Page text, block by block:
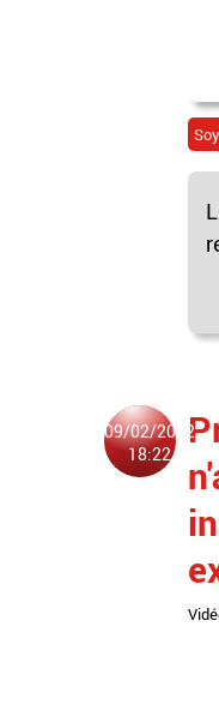
09/02/2022
18:22